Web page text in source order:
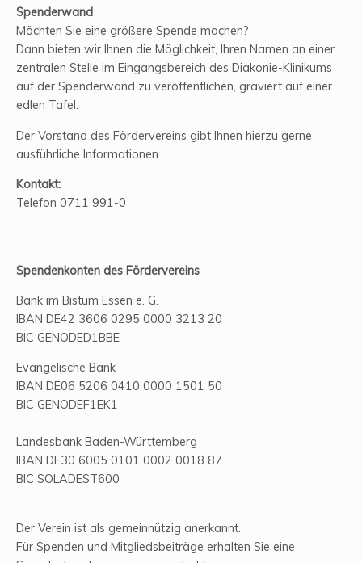
Spenderwand
Möchten Sie eine größere Spende machen?
Dann bieten wir Ihnen die Möglichkeit, Ihren Namen an einer
zentralen Stelle im Eingangsbereich des Diakonie-Klinikums
auf der Spenderwand zu veröffentlichen, graviert auf einer
edlen Tafel.
Der Vorstand des Fördervereins gibt Ihnen hierzu gerne
ausführliche Informationen
Kontakt:
Telefon 0711 991-0
Spendenkonten des Fördervereins
Bank im Bistum Essen e. G.
IBAN DE42 3606 0295 0000 3213 20
BIC GENODED1BBE
Evangelische Bank
IBAN DE06 5206 0410 0000 1501 50
BIC GENODEF1EK1
Landesbank Baden-Württemberg
IBAN DE30 6005 0101 0002 0018 87
BIC SOLADEST600
Der Verein ist als gemeinnützig anerkannt.
Für Spenden und Mitgliedsbeiträge erhalten Sie eine